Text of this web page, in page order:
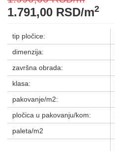
1.791,00 RSD/m2
tip pločice:
dimenzija:
završna obrada:
klasa:
pakovanje/m2:
pločica u pakovanju/kom:
paleta/m2